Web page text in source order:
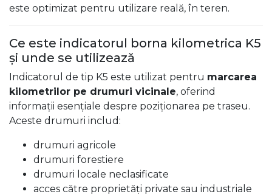
este optimizat pentru utilizare reală, în teren.
Ce este indicatorul borna kilometrica K5
și unde se utilizează
Indicatorul de tip K5 este utilizat pentru marcarea
kilometrilor pe drumuri vicinale, oferind
informații esențiale despre poziționarea pe traseu.
Aceste drumuri includ:
drumuri agricole
drumuri forestiere
drumuri locale neclasificate
acces către proprietăți private sau industriale